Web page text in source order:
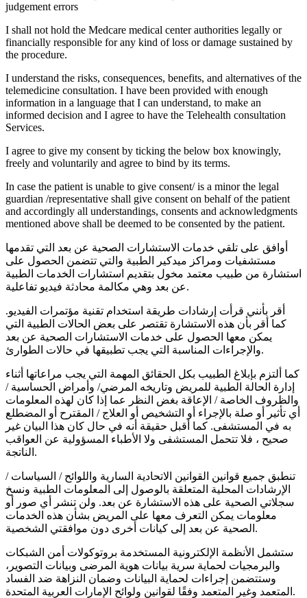
judgement errors
I shall not hold the Medcare medical center authorities legally or
financially responsible for any kind of loss or damage sustained by
the procedure.
I understand the risks, consequences, benefits, and alternatives of the
telemedicine consultation. I have been provided with enough
information in a language that I can understand, to make an
informed decision and I agree to have the Telehealth consultation
Services.
I agree to give my consent by ticking the below box knowingly,
freely and voluntarily and agree to bind by its terms.
In case the patient is unable to give consent/ is a minor the legal
guardian /representative shall give consent on behalf of the patient
and accordingly all understandings, consents and acknowledgments
mentioned above shall be deemed to be consented by the patient.
أوافق على تلقي خدمات الاستشارات الصحية عن بعد التي تقدمها
مستشفيات ومراكز ميدكير الطبية والتي تتضمن الحصول على
استشارة من طبيب معتمد مخول بتقديم استشارات الخدمات الطبية
عن بعد وهي مكالمة محادثة فيديو تفاعلية.
أقر بأنني قرأت إرشادات طريقة استخدام تقنية مؤتمرات الفيديو.
كما أقر بأن هذه الاستشارة تقتصر على بعض الحالات الطبية التي
يمكن معها الحصول على خدمات الاستشارات الصحية عن بعد
والإجراءات المناسبة التي يجب تطبيقها في حالات الطوارئ.
كما ألتزم بإبلاغ الطبيب بكل الحقائق المهمة التي يجب مراعاتها أثناء
إدارة الحالة الطبية للمريض وتاريخه المرضي/ وأمراض الحساسية /
والظروف الخاصة / الإعاقة بغض النظر عما إذا كان لهذه المعلومات
أي تأثير أو صلة بالإجراء أو التشخيص أو العلاج / المقترح أو المضطلع
به في المستشفى. كما أقبل حقيقة أنه في حال كان هذا البيان غير
صحيح ، فلا تتحمل المستشفى ولا الأطباء المسؤولية عن العواقب
الناتجة.
تنطبق جميع قوانين القوانين الاتحادية السارية واللوائح / السياسات /
الإرشادات المحلية المتعلقة بالوصول إلى المعلومات الطبية ونسخ
سجلاتي الصحية على هذه الاستشارة عن بعد. ولن تنشر أي صور أو
معلومات يمكن التعرف معها على المريض بشأن هذه الخدمات
الصحية عن بعد إلى كيانات أخرى دون موافقتي الشخصية.
ستشمل الأنظمة الإلكترونية المستخدمة بروتوكولات أمن الشبكات
والبرمجيات لحماية سرية بيانات هوية المرضى وبيانات التصوير،
وستتضمن إجراءات لحماية البيانات وضمان النزاهة ضد الفساد
المتعمد وغير المتعمد وفقًا لقوانين ولوائح الإمارات العربية المتحدة.